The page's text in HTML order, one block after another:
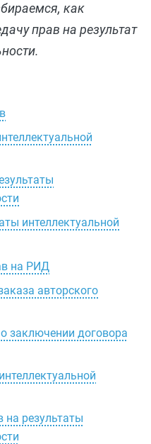
как
прав на результат
интеллектуальной
на РИД
авторского
заключении договора
на результаты